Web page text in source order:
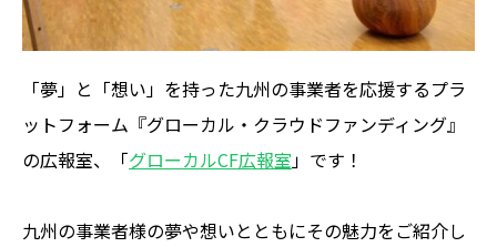
「夢」と「想い」を持った九州の事業者を応援するプラ
ットフォーム『グローカル・クラウドファンディング』
の広報室、「グローカルCF広報室」です！
九州の事業者様の夢や想いとともにその魅力をご紹介し